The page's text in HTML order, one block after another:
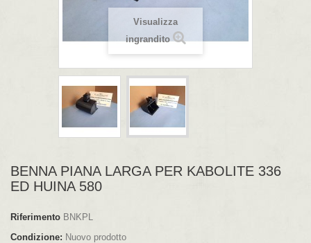
Visualizza
ingrandito
BENNA PIANA LARGA PER KABOLITE 336
ED HUINA 580
Riferimento BNKPL
Condizione: Nuovo prodotto